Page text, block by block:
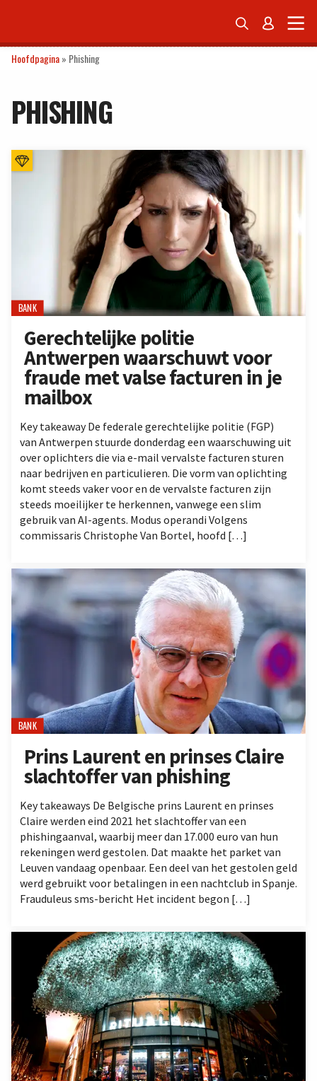
 
Hoofdpagina» Phishing
PHISHING
BANK
Gerechtelijke politie
Antwerpen waarschuwt voor
fraude met valse facturen in je
mailbox
Key takeaway De federale gerechtelijke politie (FGP)
van Antwerpen stuurde donderdag een waarschuwing uit
over oplichters die via e-mail vervalste facturen sturen
naar bedrijven en particulieren. Die vorm van oplichting
komt steeds vaker voor en de vervalste facturen zijn
steeds moeilijker te herkennen, vanwege een slim
gebruik van AI-agents. Modus operandi Volgens
commissaris Christophe Van Bortel, hoofd […]
BANK
Prins Laurent en prinses Claire
slachtoffer van phishing
Key takeaways De Belgische prins Laurent en prinses
Claire werden eind 2021 het slachtoffer van een
phishingaanval, waarbij meer dan 17.000 euro van hun
rekeningen werd gestolen. Dat maakte het parket van
Leuven vandaag openbaar. Een deel van het gestolen geld
werd gebruikt voor betalingen in een nachtclub in Spanje.
Frauduleus sms-bericht Het incident begon […]